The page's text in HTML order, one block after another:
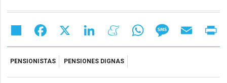
Share Facebook LinkedIn MeneameWhatsAppMessageEmail
PENSIONISTAS PENSIONES DIGNAS